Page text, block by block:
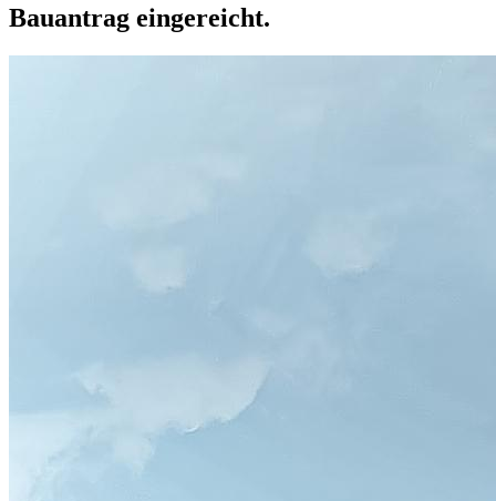
Bauantrag eingereicht.